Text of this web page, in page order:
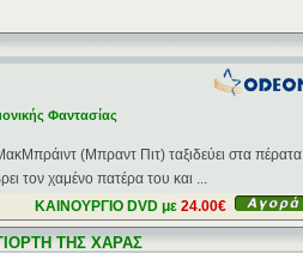
Φαντασίας
(Μπραντ Πιτ) ταξιδεύει στα πέρατα
τον χαμένο πατέρα του και ...
ΚΑΙΝΟΥΡΓΙΟ DVD με 24.00€
ΤΗΣ ΧΑΡΑΣ